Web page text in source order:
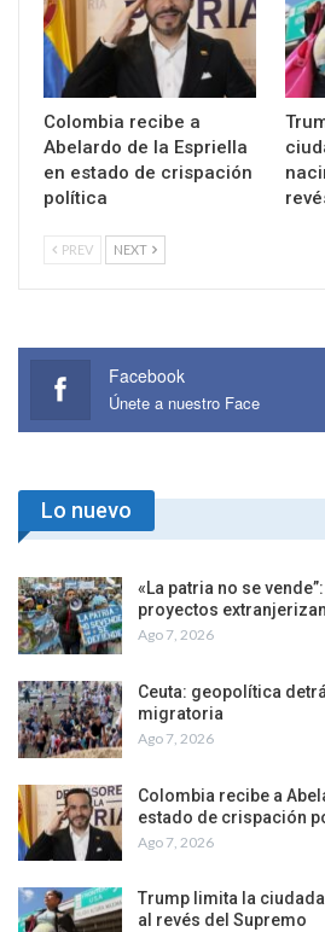
Colombia recibe a
Abelardo de la Espriella
en estado de crispación
política
PREV NEXT
Facebook
Únete a nuestro Face
Lo nuevo
«La patria no se
proyectos
Ago 7, 2026
Ceuta: geopolítica
migratoria
Ago 7, 2026
Colombia recibe a
estado de crispación
Ago 7, 2026
Trump limita la
al revés del Supremo